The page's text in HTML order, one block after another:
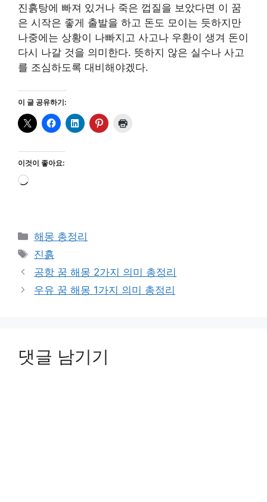
진흙탕에 빠져 있거나 죽은 껍질을 보았다면 이 꿈
은 시작은 좋게 출발을 하고 돈도 모이는 듯하지만
나중에는 상황이 나빠지고 사고나 우환이 생겨 돈이
다시 나갈 것을 의미한다. 뜻하지 않은 실수나 사고
를 조심하도록 대비해야겠다.
이 글 공유하기:
이것이 좋아요:
로
카
테
리
해몽 총정리
태
그
진흙
공항 꿈 해몽 2가지 의미 총정리
우유 꿈 해몽 1가지 의미 총정리
댓글 남기기